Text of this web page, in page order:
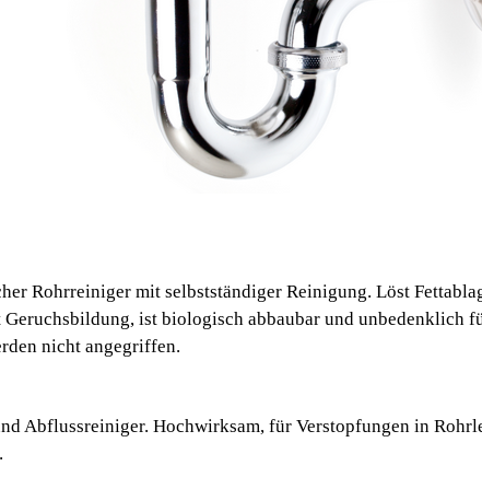
Rohrreiniger mit selbstständiger Reinigung. Löst
Geruchsbildung, ist biologisch abbaubar und unbedenklich
nicht angegriffen.
Abflussreiniger. Hochwirksam, für Verstopfungen in